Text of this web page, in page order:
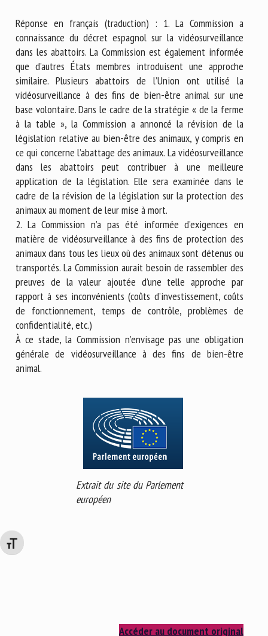
Changer la taille de la police
Réponse en français (traduction) : 1. La Commission a
connaissance du décret espagnol sur la vidéosurveillance
dans les abattoirs. La Commission est également informée
que d’autres États membres introduisent une approche
similaire. Plusieurs abattoirs de l’Union ont utilisé la
vidéosurveillance à des fins de bien-être animal sur une
base volontaire. Dans le cadre de la stratégie « de la ferme
à la table », la Commission a annoncé la révision de la
législation relative au bien-être des animaux, y compris en
ce qui concerne l’abattage des animaux. La vidéosurveillance
dans les abattoirs peut contribuer à une meilleure
application de la législation. Elle sera examinée dans le
cadre de la révision de la législation sur la protection des
animaux au moment de leur mise à mort.
2. La Commission n’a pas été informée d’exigences en
matière de vidéosurveillance à des fins de protection des
animaux dans tous les lieux où des animaux sont détenus ou
transportés. La Commission aurait besoin de rassembler des
preuves de la valeur ajoutée d’une telle approche par
rapport à ses inconvénients (coûts d’investissement, coûts
de fonctionnement, temps de contrôle, problèmes de
confidentialité, etc.)
À ce stade, la Commission n’envisage pas une obligation
générale de vidéosurveillance à des fins de bien-être
animal.
Extrait du site du Parlement
européen
Accéder au document original